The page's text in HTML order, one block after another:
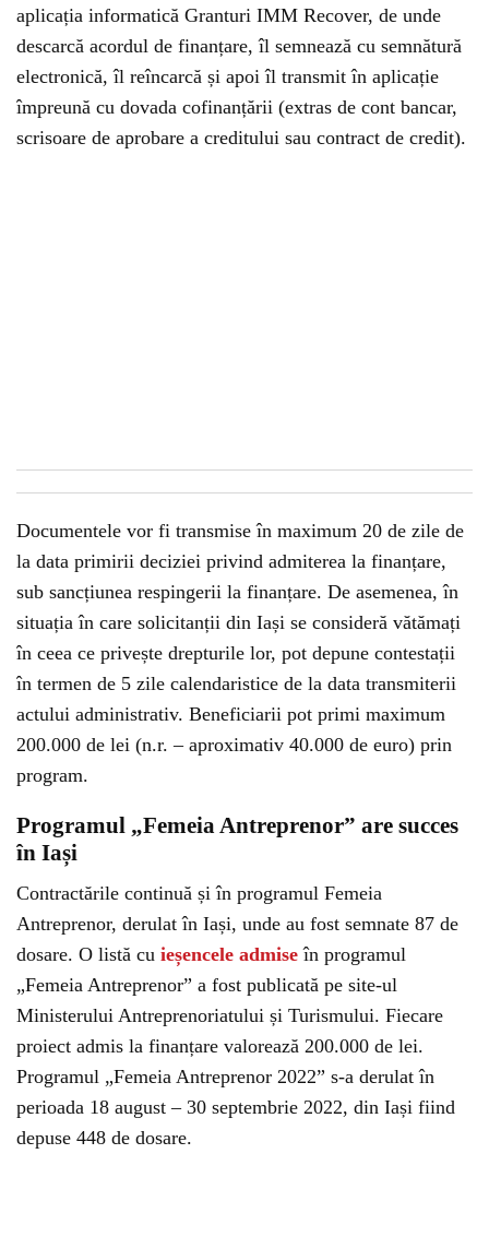
aplicația informatică Granturi IMM Recover, de unde
descarcă acordul de finanțare, îl semnează cu semnătură
electronică, îl reîncarcă și apoi îl transmit în aplicație
împreună cu dovada cofinanțării (extras de cont bancar,
scrisoare de aprobare a creditului sau contract de credit).
Documentele vor fi transmise în maximum 20 de zile de
la data primirii deciziei privind admiterea la finanțare,
sub sancțiunea respingerii la finanțare. De asemenea, în
situația în care solicitanții din Iași se consideră vătămați
în ceea ce privește drepturile lor, pot depune contestații
în termen de 5 zile calendaristice de la data transmiterii
actului administrativ. Beneficiarii pot primi maximum
200.000 de lei (n.r. – aproximativ 40.000 de euro) prin
program.
Programul „Femeia Antreprenor” are succes
în Iași
Contractările continuă și în programul Femeia
Antreprenor, derulat în Iași, unde au fost semnate 87 de
dosare. O listă cu ieșencele admise în programul
„Femeia Antreprenor” a fost publicată pe site-ul
Ministerului Antreprenoriatului și Turismului. Fiecare
proiect admis la finanțare valorează 200.000 de lei.
Programul „Femeia Antreprenor 2022” s-a derulat în
perioada 18 august – 30 septembrie 2022, din Iași fiind
depuse 448 de dosare.